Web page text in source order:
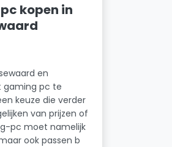
kopen in
en
gaming pc te
keuze die verder
van prijzen of
pc moet namelijk
ook passen b